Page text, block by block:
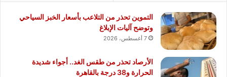
التموين تحذر من التلاعب بأسعار الخبز السياحي
وتوضح آليات الإبلاغ
7 أغسطس، 2026
الأرصاد تحذر من طقس الغد.. أجواء شديدة
الحرارة و38 درجة بالقاهرة